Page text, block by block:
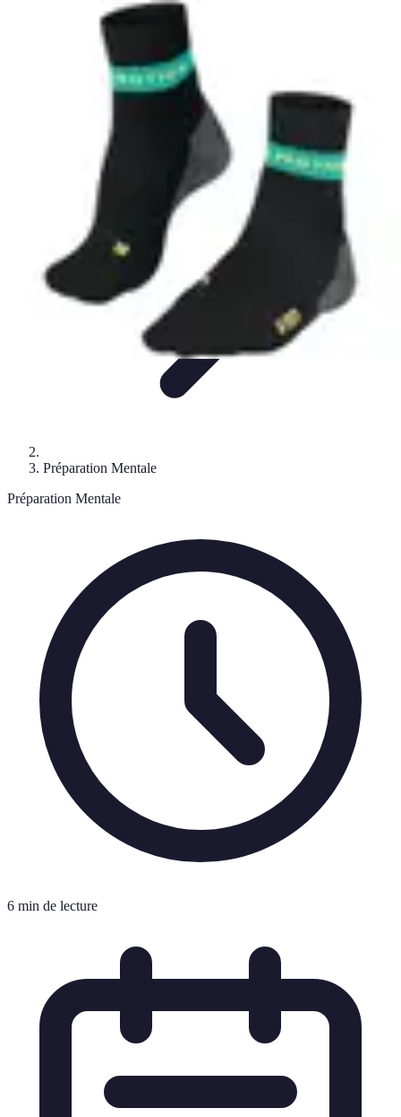
Courses Rapides
Analyse de Performance
Performance Conseils Entraînement
Courses Rapides
Préparation Mentale
Préparation Mentale
6 min de lecture